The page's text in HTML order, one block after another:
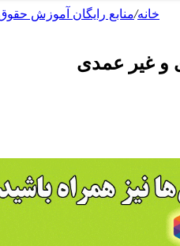
خانه/منابع رایگان آموزش
و غیر عمدی